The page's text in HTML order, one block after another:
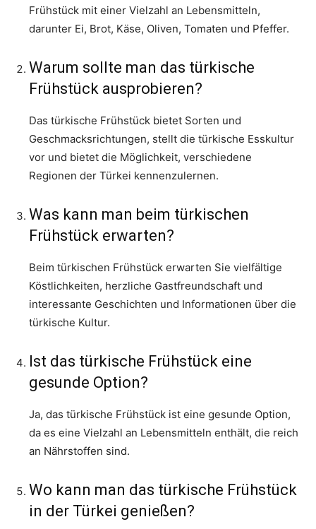
Frühstück mit einer Vielzahl an Lebensmitteln,
darunter Ei, Brot, Käse, Oliven, Tomaten und Pfeffer.
Warum sollte man das türkische
Frühstück ausprobieren?
Das türkische Frühstück bietet Sorten und
Geschmacksrichtungen, stellt die türkische Esskultur
vor und bietet die Möglichkeit, verschiedene
Regionen der Türkei kennenzulernen.
Was kann man beim türkischen
Frühstück erwarten?
Beim türkischen Frühstück erwarten Sie vielfältige
Köstlichkeiten, herzliche Gastfreundschaft und
interessante Geschichten und Informationen über die
türkische Kultur.
Ist das türkische Frühstück eine
gesunde Option?
Ja, das türkische Frühstück ist eine gesunde Option,
da es eine Vielzahl an Lebensmitteln enthält, die reich
an Nährstoffen sind.
Wo kann man das türkische Frühstück
in der Türkei genießen?